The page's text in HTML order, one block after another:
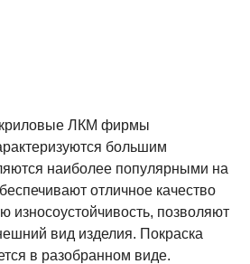
ЛКМ фирмы
большим
наиболее популярными на
отличное качество
износоустойчивость, позволяют
вид изделия. Покраска
в разобранном виде.